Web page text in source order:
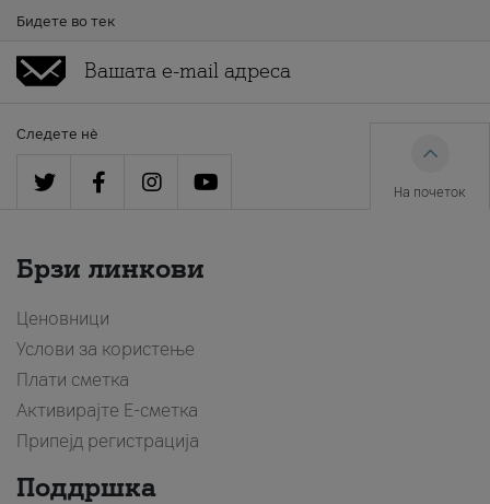
Бидете во тек
Следете нè
На почеток
Брзи линкови
Ценовници
Услови за користење
Плати сметка
Активирајте Е-сметка
Припејд регистрација
Поддршка